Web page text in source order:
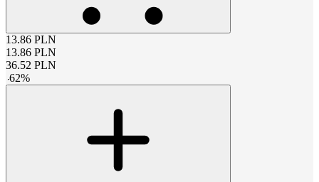
13.86 PLN
13.86 PLN
36.52 PLN
-62%